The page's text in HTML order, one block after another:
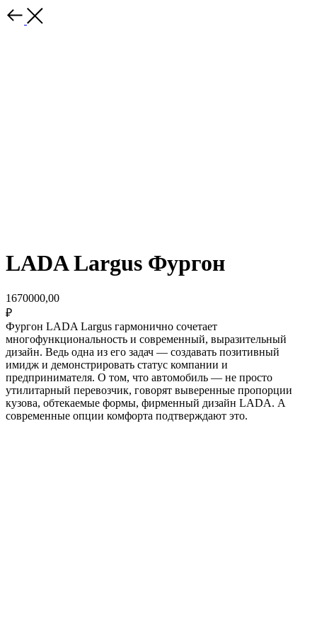
LADA Largus Фургон
1670000,00
₽
Фургон LADA Largus гармонично сочетает
многофункциональность и современный, выразительный
дизайн. Ведь одна из его задач — создавать позитивный
имидж и демонстрировать статус компании и
предпринимателя. О том, что автомобиль — не просто
утилитарный перевозчик, говорят выверенные пропорции
кузова, обтекаемые формы, фирменный дизайн LADA. А
современные опции комфорта подтверждают это.